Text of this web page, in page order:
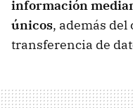
información
únicos, además del
transferencia de